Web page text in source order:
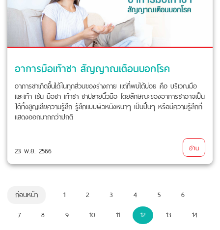
อาการมือเท้าชา สัญญาณเตือนบอกโรค
อาการชาเกิดขึ้นได้ในทุกส่วนของร่างกาย แต่ที่พบได้บ่อย คือ บริเวณมือ
และเท้า เช่น มือชา เท้าชา ชาปลายนิ้วมือ โดยลักษณะของอาการชาอาจเป็น
ได้ทั้งสูญเสียความรู้สึก รู้สึกแบบผิวหนังหนาๆ เป็นปื้นๆ หรือมีความรู้สึกที่
แสดงออกมากกว่าปกติ
23 พ.ย. 2566 อ่าน
ก่อนหน้า 1 2 3 4 5
6
7
8 9 10 11 12 13
14